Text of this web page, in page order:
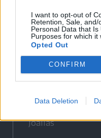
I want to opt-out of
Retention, Sale,
Personal Data that
Purposes for which it
Opted Out
CONFIRM
Data Deletion
Székely Sport
Liget
Bihari Napló
Erdélyi Napló
Főtér
Jóállás